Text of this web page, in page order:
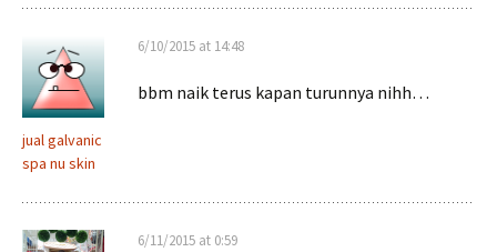
jual galvanic
spa nu skin
6/10/2015 at 14:48
bbm naik terus kapan turunnya nihh…
6/11/2015 at 0:59